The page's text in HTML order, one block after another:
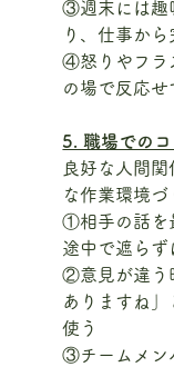
③週末には趣
り、仕事か
④怒りやフラ
の場で反応せ
5. 職場での
良好な人間
な作業環境づ
①相手の話を
途中で遮らず
②意見が違う
ありますね
使う
③チームメン